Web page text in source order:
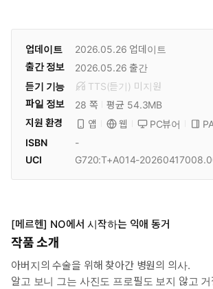
업데이트 2026.05.26 업데이트
출간 정보
2026.05.26 출간
듣기 기능
TTS(듣기) 미 지원
파일 정보
28 쪽
평균 54.3MB
지원 환경
앱 웹 PC뷰어
ISBN
-
UCI
G720:T+A014-
[메르헨] NO에서 시작하는 익애 동거
작품 소개
아버지의 수술을 위해 찾아간 병원의 의사.
알고 보니 그는 사진도 프로필도 보지 않고 거